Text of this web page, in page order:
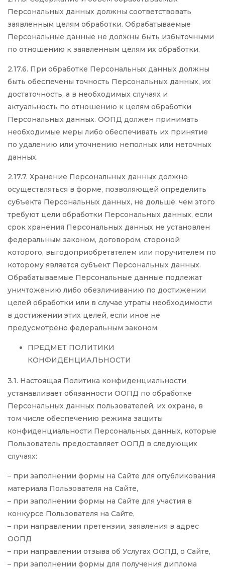
Персональных данных должны соответствовать
заявленным целям обработки. Обрабатываемые
Персональные данные не должны быть избыточными
по отношению к заявленным целям их обработки.
2.17.6. При обработке Персональных данных должны
быть обеспечены точность Персональных данных, их
достаточность, а в необходимых случаях и
актуальность по отношению к целям обработки
Персональных данных. ООПД должен принимать
необходимые меры либо обеспечивать их принятие
по удалению или уточнению неполных или неточных
данных.
2.17.7. Хранение Персональных данных должно
осуществляться в форме, позволяющей определить
субъекта Персональных данных, не дольше, чем этого
требуют цели обработки Персональных данных, если
срок хранения Персональных данных не установлен
федеральным законом, договором, стороной
которого, выгодоприобретателем или поручителем по
которому является субъект Персональных данных.
Обрабатываемые Персональные данные подлежат
уничтожению либо обезличиванию по достижении
целей обработки или в случае утраты необходимости
в достижении этих целей, если иное не
предусмотрено федеральным законом.
ПРЕДМЕТ ПОЛИТИКИ
КОНФИДЕНЦИАЛЬНОСТИ
3.1. Настоящая Политика конфиденциальности
устанавливает обязанности ООПД по обработке
Персональных данных пользователей, их охране, в
том числе обеспечению режима защиты
конфиденциальности Персональных данных, которые
Пользователь предоставляет ООПД в следующих
случаях:
– при заполнении формы на Сайте для опубликования
материала Пользователя на Сайте,
– при заполнении формы на Сайте для участия в
конкурсе Пользователя на Сайте,
– при направлении претензии, заявления в адрес
ООПД
– при направлении отзыва об Услугах ООПД, о Сайте,
– при заполнении формы для получения диплома